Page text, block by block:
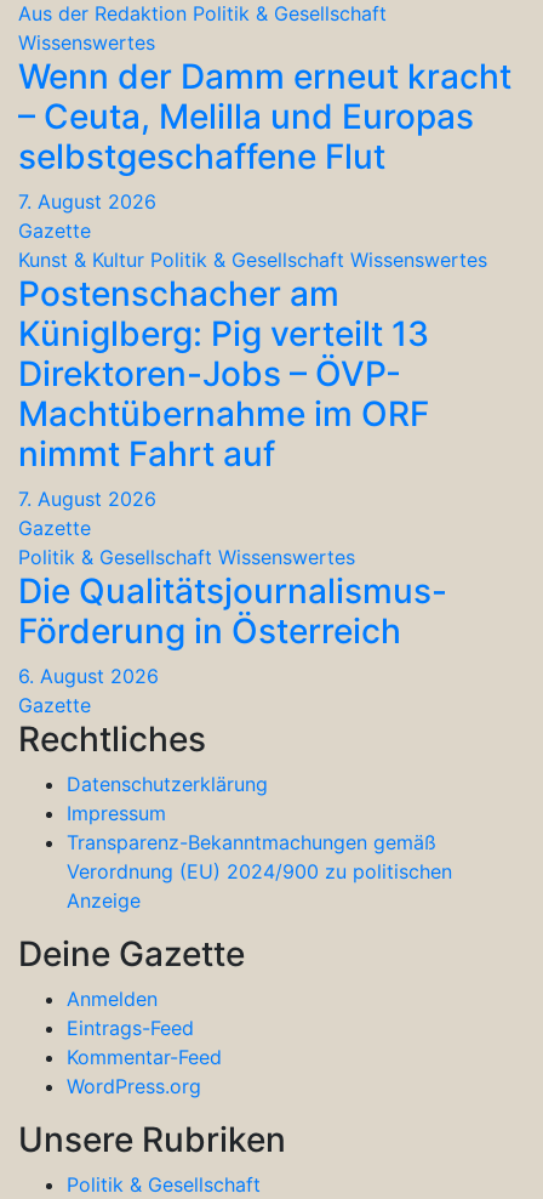
Aus der Redaktion Politik & Gesellschaft
Wissenswertes
Wenn der Damm erneut kracht
– Ceuta, Melilla und Europas
selbstgeschaffene Flut
7. August 2026
Gazette
Kunst & Kultur Politik & Gesellschaft Wissenswertes
Postenschacher am
Küniglberg: Pig verteilt 13
Direktoren-Jobs – ÖVP-
Machtübernahme im ORF
nimmt Fahrt auf
7. August 2026
Gazette
Politik & Gesellschaft Wissenswertes
Die Qualitätsjournalismus-
Förderung in Österreich
6. August 2026
Gazette
Rechtliches
Datenschutzerklärung
Impressum
Transparenz-Bekanntmachungen gemäß
Verordnung (EU) 2024/900 zu politischen
Anzeige
Deine Gazette
Anmelden
Eintrags-Feed
Kommentar-Feed
WordPress.org
Unsere Rubriken
Politik & Gesellschaft